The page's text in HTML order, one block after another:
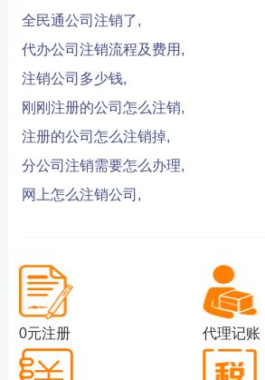
全民通公司注销了,
代办公司注销流程及费用,
注销公司多少钱,
刚刚注册的公司怎么注销,
注册的公司怎么注销掉,
分公司注销需要怎么办理,
网上怎么注销公司,
0元注册 代理记账